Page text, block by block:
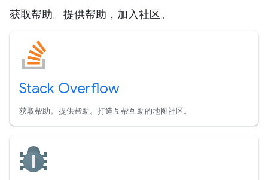
获取帮助。提供帮助，加入社区。
Stack Overflow
获取帮助。提供帮助。打造互帮互助的地图社区。